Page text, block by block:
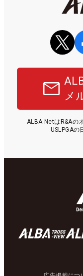
メ
ALBA NetはR&Aの
USLPGAの